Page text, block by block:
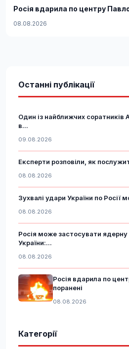
Росія вдарила по центру
08.08.2026
Останні публікації
Один із найближчих соратників
в...
09.08.2026
Експерти розповіли, як
08.08.2026
Зухвалі удари України по Росії
08.08.2026
Росія може застосувати
України:...
08.08.2026
Росія вдарила по
поранені
08.08.2026
Категорії